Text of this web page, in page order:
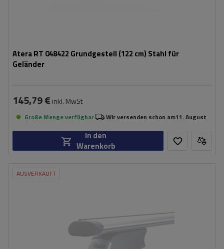
Atera RT 048422 Grundgestell (122 cm) Stahl für
Geländer
145,79 € inkl. MwSt
Große Menge verfügbar Wir versenden schon am11. August
In den
Warenkorb
AUSVERKAUFT